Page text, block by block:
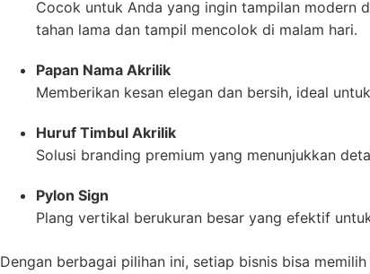
Cocok untuk Anda yang ingin tampilan modern
tahan lama dan tampil mencolok di malam hari.
Papan Nama Akrilik
Memberikan kesan elegan dan bersih, ideal
Huruf Timbul Akrilik
Solusi branding premium yang menunjukkan
Pylon Sign
Plang vertikal berukuran besar yang efektif
Dengan berbagai pilihan ini, setiap bisnis bisa